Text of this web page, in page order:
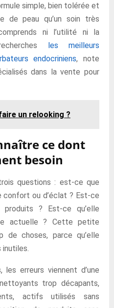
simple, bien tolérée et
de peau qu’un soin très
ni l’utilité ni la
les meilleurs
endocriniens, note
dans la vente pour
un relooking ?
ce dont
besoin
questions : est-ce que
confort ou d’éclat ? Est-ce
? Est-ce qu’elle
actuelle ? Cette petite
de choses, parce qu’elle
inutiles.
erreurs viennent d’une
trop décapants,
actifs utilisés sans